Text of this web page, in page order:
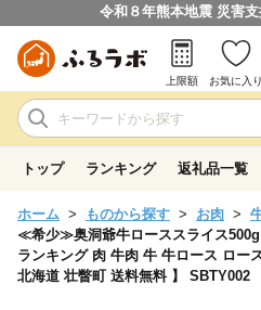
令和８年熊本地震 災害
上限額 お気に入り
トップ ランキング 返礼品一覧
ホーム ものから探す お肉
≪希少≫奥洞爺牛ローススライス
ランキング 肉 牛肉 牛 牛ロース ロー
北海道 壮瞥町 送料無料 】 SBTY002